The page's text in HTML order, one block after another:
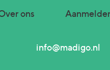
ons
info@madigo.nl